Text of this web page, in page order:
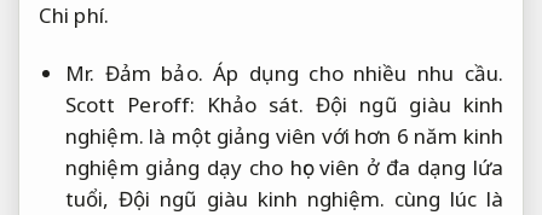
Chi phí.
Mr. Đảm bảo. Áp dụng cho nhiều nhu cầu.
Scott Peroff: Khảo sát. Đội ngũ giàu kinh
nghiệm. là một giảng viên với hơn 6 năm kinh
nghiệm giảng dạy cho học viên ở đa dạng lứa
tuổi,Đội ngũ giàu kinh nghiệm. cùng lúc là